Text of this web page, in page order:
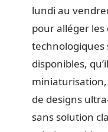
lundi au
pour alléger
disponibles,
miniaturisation,
de designs
sans solution